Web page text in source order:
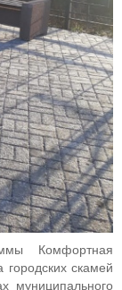
Комфортная
городских скамей
муниципального